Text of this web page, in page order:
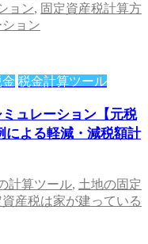
ョン, 固定資産税計算方
ョン
税金計算ツール
ュレーション【元税
による軽減・減税額計
計算ツール, 土地の固定
産税は家が建っている